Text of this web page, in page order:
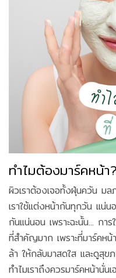
ทำไมต้องมาร์คหน้า?
ผิวเราต้องเจอทั้งฝุ่นควัน มล
เราใช้แต่งหน้ากันทุกวัน แน่
กันแน่นอน เพราะฉะนั้น... กา
ที่สำคัญมาก เพราะที่มาร์คหน้
ล้า ให้กลับมาสดใส และดูสุข
ทำไมเราถึงควรมาร์คหน้านั่นเ